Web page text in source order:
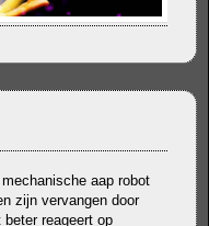
aap robot
zijn vervangen door
beter reageert op